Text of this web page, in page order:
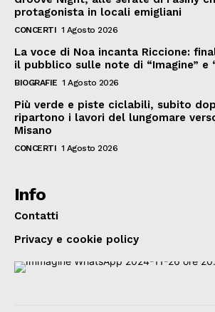
protagonista in locali emigliani
CONCERTI 1 Agosto 2026
La voce di Noa incanta Riccione:
il pubblico sulle note di “Imagine” e
BIOGRAFIE 1 Agosto 2026
Più verde e piste ciclabili, subito
ripartono i lavori del lungomare
Misano
CONCERTI 1 Agosto 2026
Info
Contatti
Privacy e cookie policy